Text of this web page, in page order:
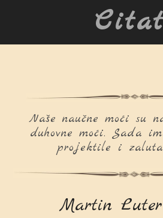
Naše naučne moći su
duhovne moći. Sada
projektile i
Martin